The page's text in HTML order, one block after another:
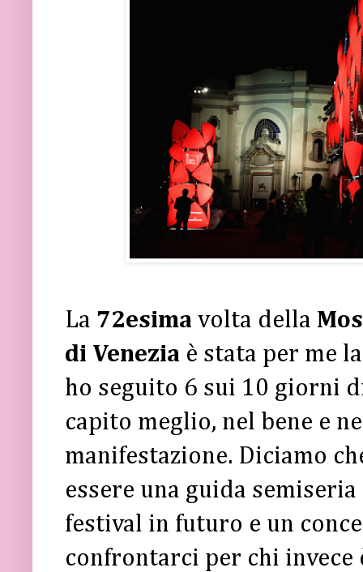
La 72esima volta della
di Venezia è stata per me
ho seguito 6 sui 10 giorni
capito meglio, nel bene e
manifestazione. Diciamo
essere una guida
festival in futuro e un
confrontarci per chi invece